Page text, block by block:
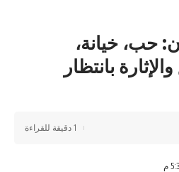
حب، خيانة،
بانتظار
1 دقيقة للقراءة